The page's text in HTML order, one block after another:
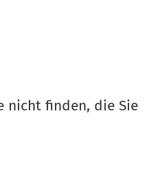
nicht finden, die Sie